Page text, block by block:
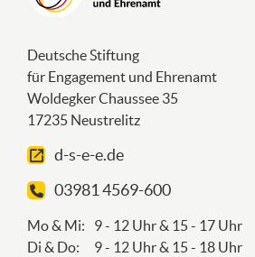
Deutsche Stiftung
für Engagement und Ehrenamt
Woldegker Chaussee 35
17235 Neustrelitz
d-s-e-e.de
03981 4569-600
Mo & Mi:
Di & Do:
9 - 12 Uhr & 15 - 17 Uhr
9 - 12 Uhr & 15 - 18 Uhr